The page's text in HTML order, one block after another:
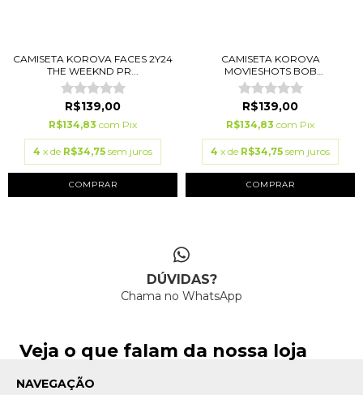
CAMISETA KOROVA FACES 2Y24
THE WEEKND PR...
R$139,00
R$134,83 com Pix
4 x de R$34,75 sem juros
COMPRAR
CAMISETA KOROVA
MOVIESHOTS BOB
OPPENHEIM...
R$139,00
R$134,83 com Pix
4 x de R$34,75 sem juros
COMPRAR
DÚVIDAS?
Chama no WhatsApp
Veja o que falam da nossa loja
NAVEGAÇÃO